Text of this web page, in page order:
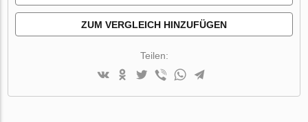
ZUM VERGLEICH HINZUFÜGEN
Teilen: